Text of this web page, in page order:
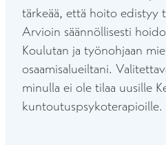
tärkeää, että hoito edistyy
Arvioin säännöllisesti
Koulutan ja työnohjaan
osaamisalueiltani.
minulla ei ole tilaa uusille
kuntoutuspsykoterapioille.